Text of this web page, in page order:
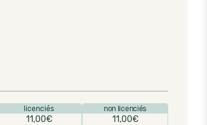
licenciés
11,00€
non licenciés
11,00€